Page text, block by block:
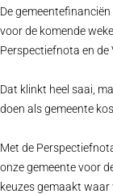
De
voor de komende
Perspectiefnota en de
Dat klinkt heel saai,
doen als gemeente
Met de
onze gemeente voor
keuzes gemaakt